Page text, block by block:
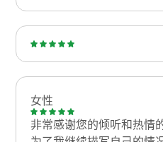
女性
非常感谢您的倾听和热情